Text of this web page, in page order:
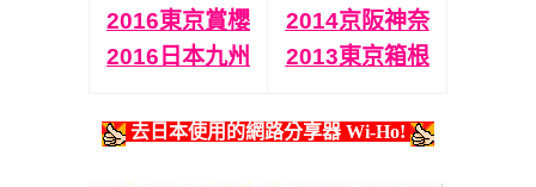
2016東京賞櫻
2016日本九州
2014京阪神奈
2013東京箱根
去日本使用的網路分享器 Wi-Ho!